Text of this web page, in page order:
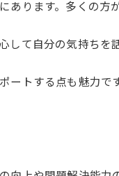
心感
あります。多くの方
して自分の気持ちを
トする点も魅力で